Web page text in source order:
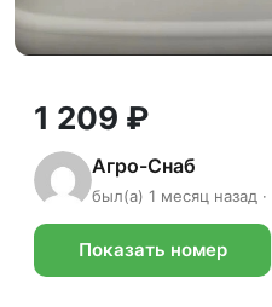
1 209 ₽
Агро-Снаб
был(а) 1 месяц назад
Показать номер